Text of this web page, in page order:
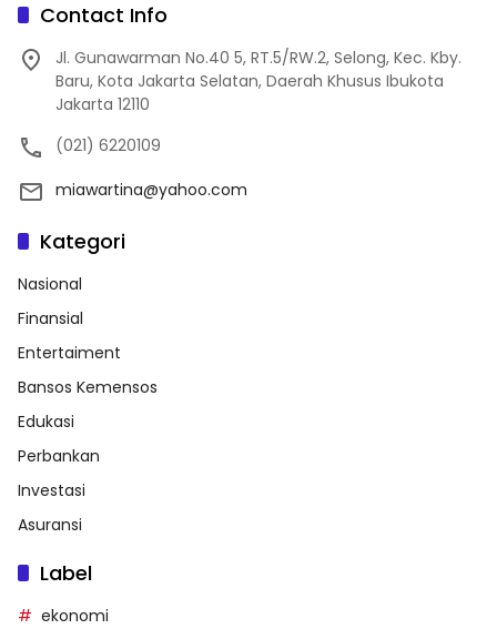
Contact Info
Jl. Gunawarman No.40 5, RT.5/RW.2, Selong, Kec. Kby.
Baru, Kota Jakarta Selatan, Daerah Khusus Ibukota
Jakarta 12110
(021) 6220109
miawartina@yahoo.com
Kategori
Nasional
Finansial
Entertaiment
Bansos Kemensos
Edukasi
Perbankan
Investasi
Asuransi
Label
ekonomi